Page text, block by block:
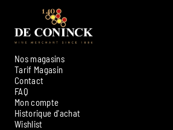
Nos magasins
Tarif Magasin
Contact
FAQ
Mon compte
Historique d'achat
Wishlist